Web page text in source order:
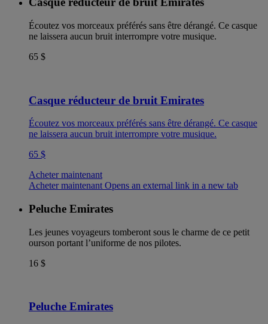
Écoutez vos morceaux préférés sans être dérangé. Ce casque
ne laissera aucun bruit interrompre votre musique.
65 $
Casque réducteur de bruit Emirates
Écoutez vos morceaux préférés sans être dérangé. Ce casque
ne laissera aucun bruit interrompre votre musique.
65 $
Acheter maintenant
Acheter maintenant Opens an external link in a new tab
Peluche Emirates
Les jeunes voyageurs tomberont sous le charme de ce petit
ourson portant l’uniforme de nos pilotes.
16 $
Peluche Emirates